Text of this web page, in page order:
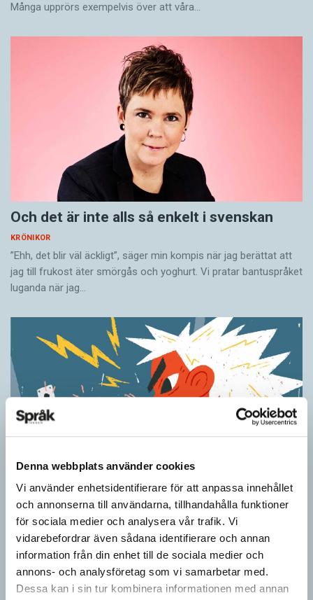
Denna webbplats använder cookies
Vi använder enhetsidentifierare för att anpassa innehållet
och annonserna till användarna, tillhandahålla funktioner
för sociala medier och analysera vår trafik. Vi
vidarebefordrar även sådana identifierare och annan
information från din enhet till de sociala medier och
annons- och analysföretag som vi samarbetar med.
Dessa kan i sin tur kombinera informationen med annan
Många upprörs exempelvis över att våra…
Och det är inte alls så enkelt i svenskan
KRÖNIKOR
”Ehh, det blir väl äckligt”, säger min kompis när jag berättat att
jag till frukost äter smörgås och yoghurt. Vi pratar bantuspråket
luganda när jag…
Ordens umgänge avslöjar betydelsen
KRÖNIKOR
”Du kan begripa ett ord genom att titta på vilka det umgås med”
– ungefär så sa den brittiske språkvetaren John Rupert Firth
(1890–1960) om…